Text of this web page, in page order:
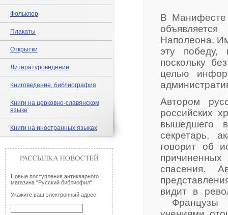
Фольклор
Плакаты
Открытки
Литературоведение
Книговедение, библиография
Книги на церковно-славянском
языке
Книги на иностранных языках
Новые поступления антикварного
магазина "Русский библиофил"
Укажите ваш электронный адрес:
В Манифесте
Наполеона.
эту победу,
поскольку
целью
Автором
российских
вышедшего
секретарь,
говорит об
спасения.
видит в
Французы